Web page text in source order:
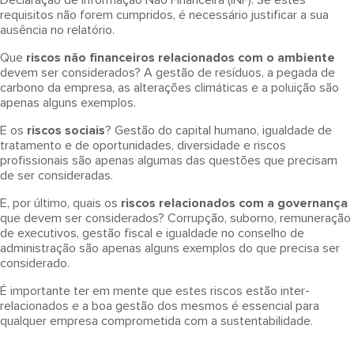
requisitos não forem cumpridos, é necessário justificar a sua
ausência no relatório.
Que riscos não financeiros relacionados com o ambiente
devem ser considerados? A gestão de resíduos, a pegada de
carbono da empresa, as alterações climáticas e a poluição são
apenas alguns exemplos.
E os riscos sociais? Gestão do capital humano, igualdade de
tratamento e de oportunidades, diversidade e riscos
profissionais são apenas algumas das questões que precisam
de ser consideradas.
E, por último, quais os riscos relacionados com a governança
que devem ser considerados? Corrupção, suborno, remuneração
de executivos, gestão fiscal e igualdade no conselho de
administração são apenas alguns exemplos do que precisa ser
considerado.
É importante ter em mente que estes riscos estão inter-
relacionados e a boa gestão dos mesmos é essencial para
qualquer empresa comprometida com a sustentabilidade.